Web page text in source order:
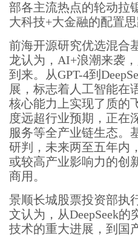
部各主流热点的轮动拉
大科技+大金融的配置思
前海开源研究优选混合
龙认为，AI+浪潮来袭
到来。从GPT-4到
展，标志着人工智能在
核心能力上实现了质的
度远超行业预期，正在
服务等全产业链生态。
研判，未来两至五年内
或较高产业影响力的创
商用。
景顺长城股票投资部执
文认为，从DeepSeek
技术的重大进展，到国